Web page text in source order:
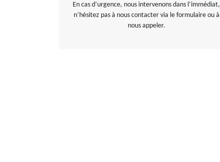
En cas d’urgence, nous intervenons dans l’immédiat,
n’hésitez pas à nous contacter via le formulaire ou à
nous appeler.